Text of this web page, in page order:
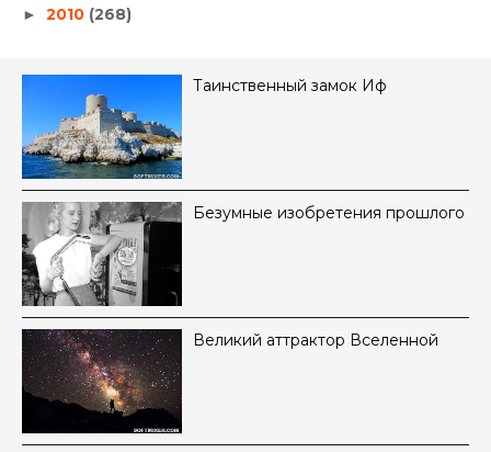
► 2010 (268)
Таинственный замок Иф
Безумные изобретения прошлого
Великий аттрактор Вселенной